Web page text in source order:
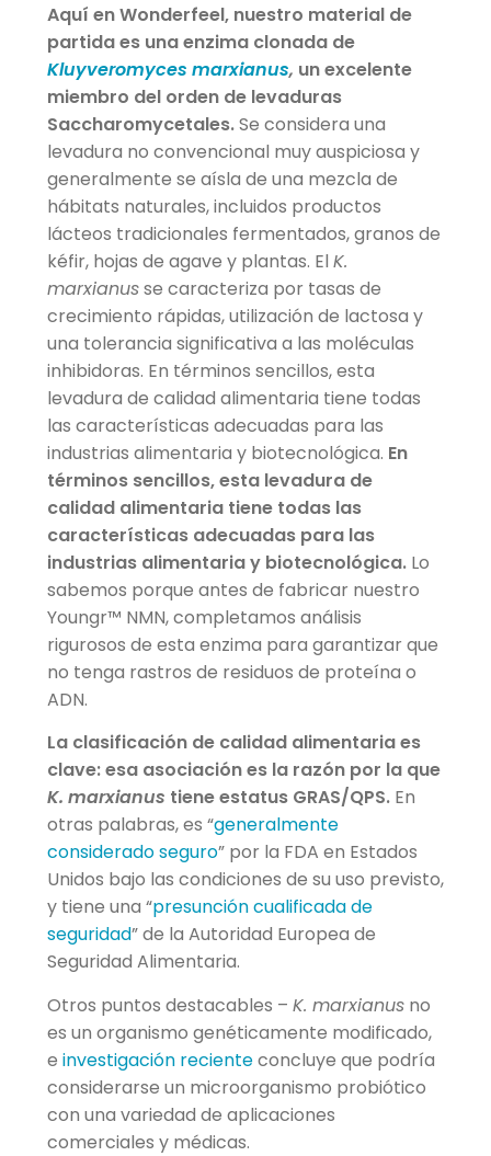
Aquí en Wonderfeel, nuestro material de
partida es una enzima clonada de
Kluyveromyces marxianus, un excelente
miembro del orden de levaduras
Saccharomycetales.Se considera una
levadura no convencional muy auspiciosa y
generalmente se aísla de una mezcla de
hábitats naturales, incluidos productos
lácteos tradicionales fermentados, granos de
kéfir, hojas de agave y plantas. El K.
marxianusse caracteriza por tasas de
crecimiento rápidas, utilización de lactosa y
una tolerancia significativa a las moléculas
inhibidoras. En términos sencillos, esta
levadura de calidad alimentaria tiene todas
las características adecuadas para las
industrias alimentaria y biotecnológica. En
términos sencillos, esta levadura de
calidad alimentaria tiene todas las
características adecuadas para las
industrias alimentaria y biotecnológica.Lo
sabemos porque antes de fabricar nuestro
Youngr™ NMN, completamos análisis
rigurosos de esta enzima para garantizar que
no tenga rastros de residuos de proteína o
ADN.
La clasificación de calidad alimentaria es
clave: esa asociación es la razón por la que
K. marxianus tiene estatus GRAS/QPS.En
otras palabras, es “generalmente
considerado seguro” por la FDA en Estados
Unidos bajo las condiciones de su uso previsto,
y tiene una “presunción cualificada de
seguridad” de la Autoridad Europea de
Seguridad Alimentaria.
Otros puntos destacables – K. marxianusno
es un organismo genéticamente modificado,
e investigación recienteconcluye que podría
considerarse un microorganismo probiótico
con una variedad de aplicaciones
comerciales y médicas.